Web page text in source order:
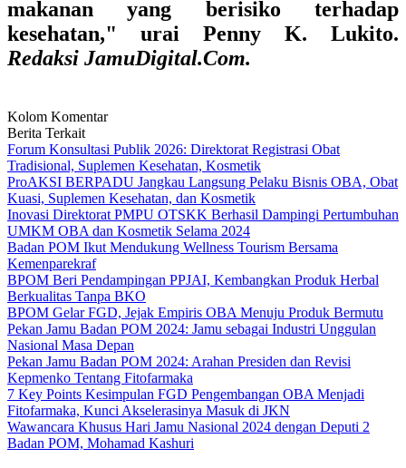
makanan yang berisiko terhadap
kesehatan," urai Penny K. Lukito.
Redaksi JamuDigital.Com.
Kolom Komentar
Berita Terkait
Forum Konsultasi Publik 2026: Direktorat Registrasi Obat
Tradisional, Suplemen Kesehatan, Kosmetik
ProAKSI BERPADU Jangkau Langsung Pelaku Bisnis OBA, Obat
Kuasi, Suplemen Kesehatan, dan Kosmetik
Inovasi Direktorat PMPU OTSKK Berhasil Dampingi Pertumbuhan
UMKM OBA dan Kosmetik Selama 2024
Badan POM Ikut Mendukung Wellness Tourism Bersama
Kemenparekraf
BPOM Beri Pendampingan PPJAI, Kembangkan Produk Herbal
Berkualitas Tanpa BKO
BPOM Gelar FGD, Jejak Empiris OBA Menuju Produk Bermutu
Pekan Jamu Badan POM 2024: Jamu sebagai Industri Unggulan
Nasional Masa Depan
Pekan Jamu Badan POM 2024: Arahan Presiden dan Revisi
Kepmenko Tentang Fitofarmaka
7 Key Points Kesimpulan FGD Pengembangan OBA Menjadi
Fitofarmaka, Kunci Akselerasinya Masuk di JKN
Wawancara Khusus Hari Jamu Nasional 2024 dengan Deputi 2
Badan POM, Mohamad Kashuri